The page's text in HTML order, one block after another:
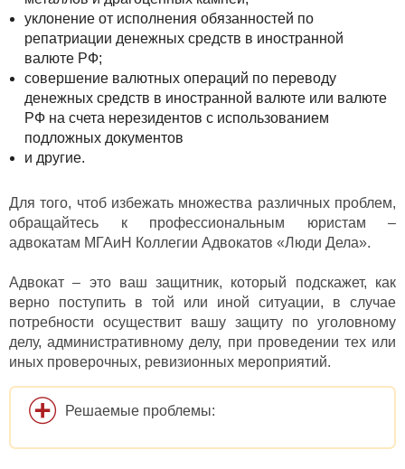
уклонение от исполнения обязанностей по
репатриации денежных средств в иностранной
валюте РФ;
совершение валютных операций по переводу
денежных средств в иностранной валюте или валюте
РФ на счета нерезидентов с использованием
подложных документов
и другие.
Для того, чтоб избежать множества различных проблем,
обращайтесь к профессиональным юристам –
адвокатам МГАиН Коллегии Адвокатов «Люди Дела».
Адвокат – это ваш защитник, который подскажет, как
верно поступить в той или иной ситуации, в случае
потребности осуществит вашу защиту по уголовному
делу, административному делу, при проведении тех или
иных проверочных, ревизионных мероприятий.
Решаемые проблемы: